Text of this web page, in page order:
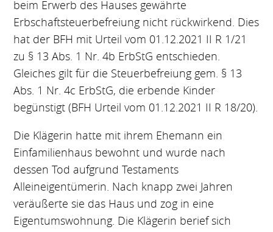
beim Erwerb des Hauses gewährte
Erbschaftsteuerbefreiung nicht rückwirkend. Dies
hat der BFH mit Urteil vom 01.12.2021 II R 1/21
zu § 13 Abs. 1 Nr. 4b ErbStG entschieden.
Gleiches gilt für die Steuerbefreiung gem. § 13
Abs. 1 Nr. 4c ErbStG, die erbende Kinder
begünstigt (BFH Urteil vom 01.12.2021 II R 18/20).
Die Klägerin hatte mit ihrem Ehemann ein
Einfamilienhaus bewohnt und wurde nach
dessen Tod aufgrund Testaments
Alleineigentümerin. Nach knapp zwei Jahren
veräußerte sie das Haus und zog in eine
Eigentumswohnung. Die Klägerin berief sich